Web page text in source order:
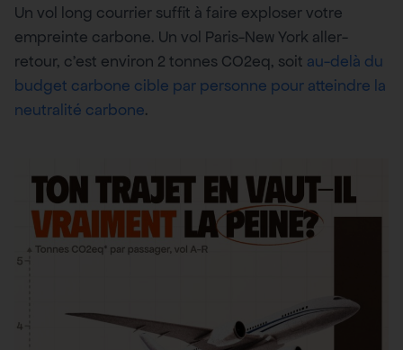
Un vol long courrier suffit à faire exploser votre
empreinte carbone. Un vol Paris-New York aller-
retour, c’est environ 2 tonnes CO2eq, soit au-delà du
budget carbone cible par personne pour atteindre la
neutralité carbone.